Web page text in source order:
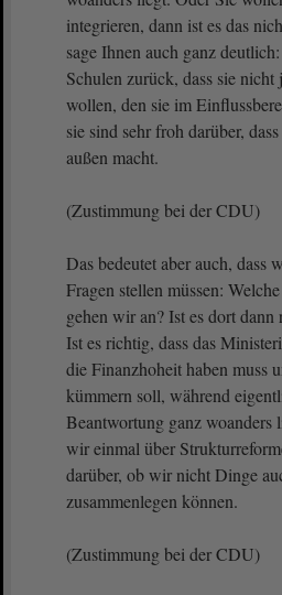
integrieren, dann ist es das
sage Ihnen auch ganz
Schulen zurück, dass sie nicht
wollen, den sie im
sie sind sehr froh darüber,
außen macht.
(Zustimmung bei der CDU)
Das bedeutet aber auch, dass
Fragen stellen müssen:
gehen wir an? Ist es dort dann
Ist es richtig, dass das
die Finanzhoheit haben muss
kümmern soll, während
Beantwortung ganz woanders
wir einmal über
darüber, ob wir nicht Dinge
zusammenlegen können.
(Zustimmung bei der CDU)